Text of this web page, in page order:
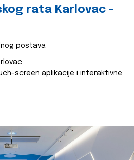
rata Karlovac -
postava
screen aplikacije i interaktivne